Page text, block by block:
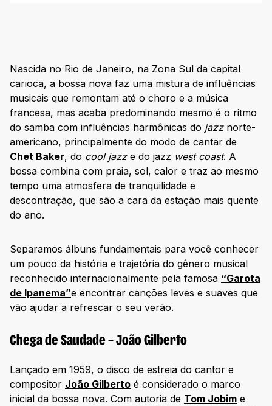
Nascida no Rio de Janeiro, na Zona Sul da capital
carioca, a bossa nova faz uma mistura de influências
musicais que remontam até o choro e a música
francesa, mas acaba predominando mesmo é o ritmo
do samba com influências harmônicas do jazznorte-
americano, principalmente do modo de cantar de
Chet Baker, do cool jazze do jazz west coast. A
bossa combina com praia, sol, calor e traz ao mesmo
tempo uma atmosfera de tranquilidade e
descontração, que são a cara da estação mais quente
do ano.
Separamos álbuns fundamentais para você conhecer
um pouco da história e trajetória do gênero musical
reconhecido internacionalmente pela famosa “Garota
de Ipanema”e encontrar canções leves e suaves que
vão ajudar a refrescar o seu verão.
Chega de Saudade – João Gilberto
Lançado em 1959, o disco de estreia do cantor e
compositor João Gilberto é considerado o marco
inicial da bossa nova. Com autoria de Tom Jobim e